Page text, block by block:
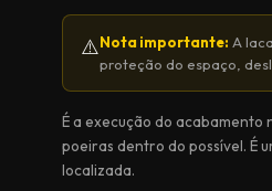
⚠️Nota importante: A
proteção do espaço,
É a execução do
poeiras dentro do possível. É
localizada.